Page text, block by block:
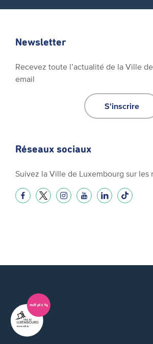
Newsletter
Recevez toute l’actualité de la Ville
email
S'inscrire
Réseaux sociaux
Suivez la Ville de Luxembourg sur les